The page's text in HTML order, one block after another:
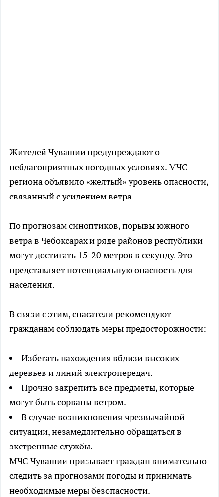
Жителей Чувашии предупреждают о
неблагоприятных погодных условиях. МЧС
региона объявило «желтый» уровень опасности,
связанный с усилением ветра.
По прогнозам синоптиков, порывы южного
ветра в Чебоксарах и ряде районов республики
могут достигать 15-20 метров в секунду. Это
представляет потенциальную опасность для
населения.
В связи с этим, спасатели рекомендуют
гражданам соблюдать меры предосторожности:
Избегать нахождения вблизи высоких
деревьев и линий электропередач.
Прочно закрепить все предметы, которые
могут быть сорваны ветром.
В случае возникновения чрезвычайной
ситуации, незамедлительно обращаться в
экстренные службы.
МЧС Чувашии призывает граждан внимательно
следить за прогнозами погоды и принимать
необходимые меры безопасности.